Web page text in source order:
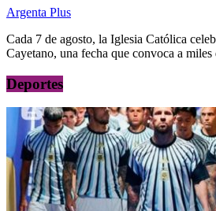
Argenta Plus
Cada 7 de agosto, la Iglesia Católica
Cayetano, una fecha que convoca a miles
Deportes